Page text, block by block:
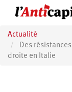
principal
Actualité
Des
droite en Italie